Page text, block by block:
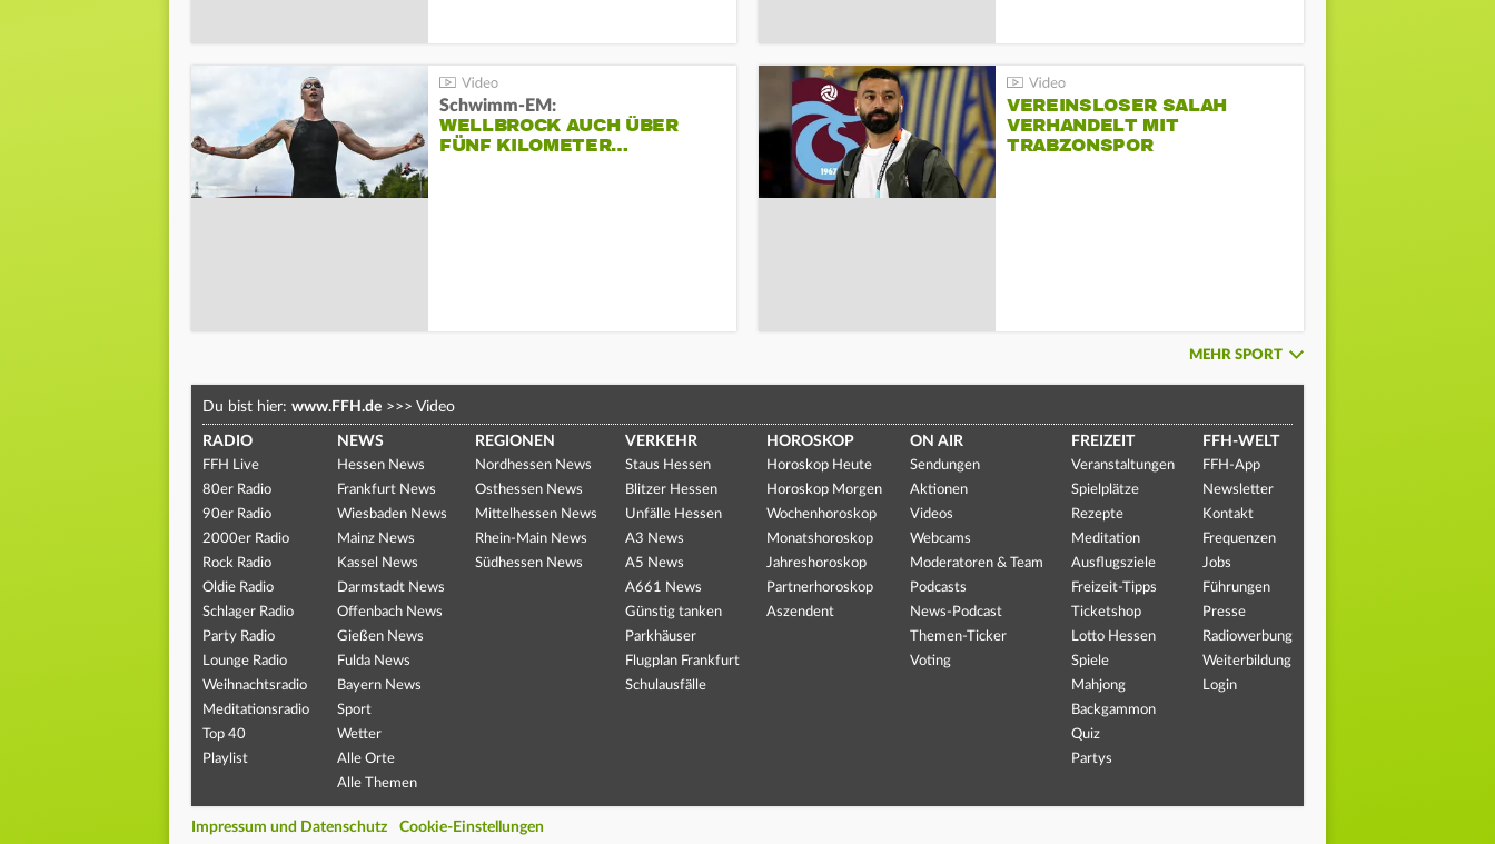
Schwimm-EM:
WELLBROCK AUCH ÜBER
FÜNF KILOMETER…
VEREINSLOSER SALAH
VERHANDELT MIT
TRABZONSPOR
MEHR SPORT
Du bist hier: www.FFH.de >>> Video
RADIO
FFH Live
80er Radio
90er Radio
2000er Radio
Rock Radio
Oldie Radio
Schlager Radio
Party Radio
Lounge Radio
Weihnachtsradio
Meditationsradio
Top 40
Playlist
NEWS
Hessen News
Frankfurt News
Wiesbaden News
Mainz News
Kassel News
Darmstadt News
Offenbach News
Gießen News
Fulda News
Bayern News
Sport
Wetter
Alle Orte
Alle Themen
REGIONEN
Nordhessen News
Osthessen News
Mittelhessen News
Rhein-Main News
Südhessen News
VERKEHR
Staus Hessen
Blitzer Hessen
Unfälle Hessen
A3 News
A5 News
A661 News
Günstig tanken
Parkhäuser
Flugplan Frankfurt
Schulausfälle
HOROSKOP
Horoskop Heute
Horoskop Morgen
Wochenhoroskop
Monatshoroskop
Jahreshoroskop
Partnerhoroskop
Aszendent
ON AIR
Sendungen
Aktionen
Videos
Webcams
Moderatoren & Team
Podcasts
News-Podcast
Themen-Ticker
Voting
FREIZEIT
Veranstaltungen
Spielplätze
Rezepte
Meditation
Ausflugsziele
Freizeit-Tipps
Ticketshop
Lotto Hessen
Spiele
Mahjong
Backgammon
Quiz
Partys
FFH-WELT
FFH-App
Newsletter
Kontakt
Frequenzen
Jobs
Führungen
Presse
Radiowerbung
Weiterbildung
Login
Impressum und Datenschutz Cookie-Einstellungen